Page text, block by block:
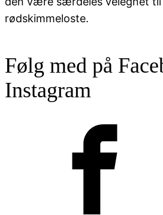
rødskimmeloste.
Følg med på
Instagram